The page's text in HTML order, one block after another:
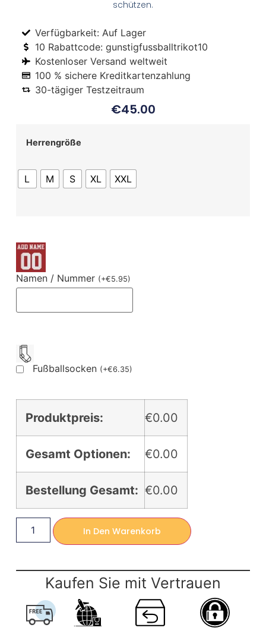
schützen.
Verfügbarkeit: Auf Lager
10 Rabattcode: gunstigfussballtrikot10
Kostenloser Versand weltweit
100 % sichere Kreditkartenzahlung
30-tägiger Testzeitraum
€45.00
Herrengröße
L M S XL XXL
Namen / Nummer (+€5.95)
Fußballsocken (+€6.35)
Produktpreis: €0.00
Gesamt Optionen: €0.00
Bestellung Gesamt: €0.00
In Den Warenkorb
Kaufen Sie mit Vertrauen